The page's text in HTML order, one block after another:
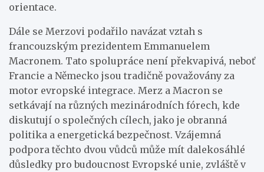
orientace.
Dále se Merzovi podařilo navázat vztah s
francouzským prezidentem Emmanuelem
Macronem. Tato spolupráce není překvapivá, neboť
Francie a Německo jsou tradičně považovány za
motor evropské integrace. Merz a Macron se
setkávají na různých mezinárodních fórech, kde
diskutují o společných cílech, jako je obranná
politika a energetická bezpečnost. Vzájemná
podpora těchto dvou vůdců může mít dalekosáhlé
důsledky pro budoucnost Evropské unie, zvláště v